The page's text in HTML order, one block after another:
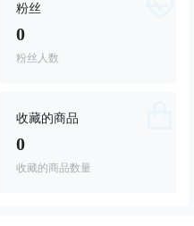
粉丝
0
粉丝人数
收藏的商品
0
收藏的商品数量